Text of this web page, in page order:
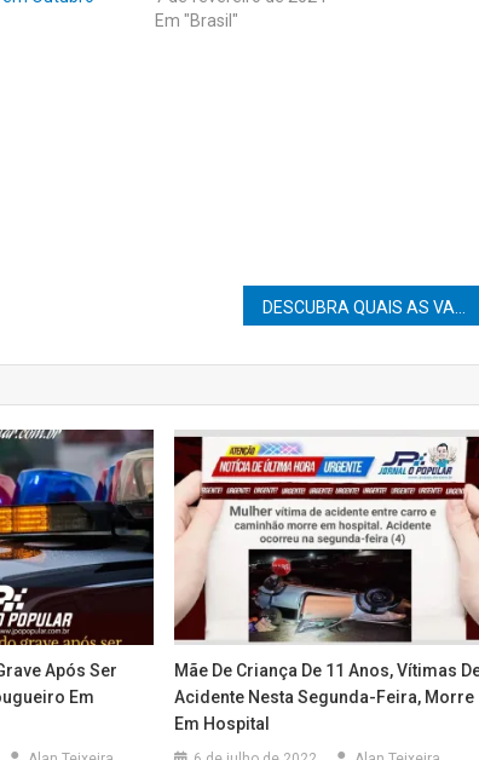
Em "Brasil"
Após Ser
Em
Mãe De Criança De 11 Anos, Vítimas
Acidente Nesta Segunda-Feira, Morre
Em Hospital